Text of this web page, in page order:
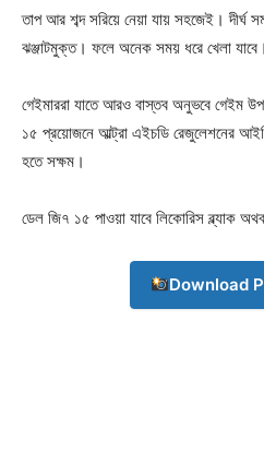
Company
তাপ আর শব্দ সরিয়ে নেয়া যায় সহজেই। দীর্ঘ
ঝঞ্জাটমুক্ত। ফলে অনেক সময় ধরে খেলা যাবে।
গেইমাররা যাতে আরও বাস্তব অনুভবে গেইম
১৫ প্রয়োজনে আল্ট্রা এইচডি রেজুলেশনের
হতে সক্ষম।
ডেল জি৭ ১৫ পাওয়া যাবে লিকোরিস ব্ল্যাক
Download